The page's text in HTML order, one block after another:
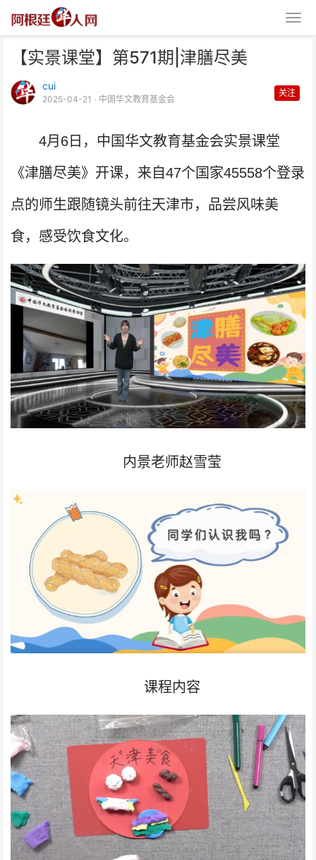
【实景课堂】第571期|津膳尽美
cui
2025-04-21 · 中国华文教育基金会
关注
4月6日，中国华文教育基金会实景课堂
《津膳尽美》开课，来自47个国家45558个登录
点的师生跟随镜头前往天津市，品尝风味美
食，感受饮食文化。
内景老师赵雪莹
课程内容
【实景课堂】第571期|津膳尽美